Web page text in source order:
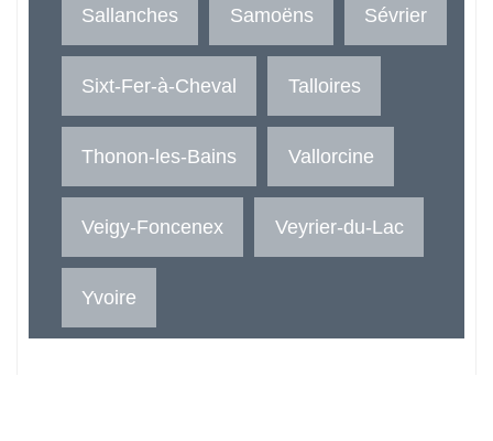
Sallanches Samoëns Sévrier
Sixt-Fer-à-Cheval Talloires
Thonon-les-Bains Vallorcine
Veigy-Foncenex Veyrier-du-Lac
Yvoire